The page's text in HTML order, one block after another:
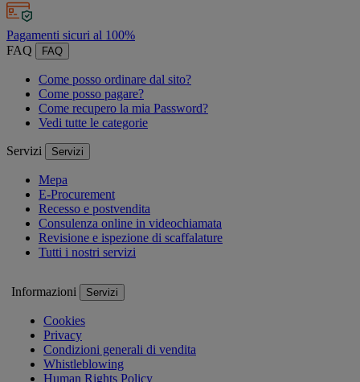
Pagamenti sicuri al 100%
FAQ
FAQ
Come posso ordinare dal sito?
Come posso pagare?
Come recupero la mia Password?
Vedi tutte le categorie
Servizi Servizi
Mepa
E-Procurement
Recesso e postvendita
Consulenza online in videochiamata
Revisione e ispezione di scaffalature
Tutti i nostri servizi
Informazioni Servizi
Cookies
Privacy
Condizioni generali di vendita
Whistleblowing
Human Rights Policy